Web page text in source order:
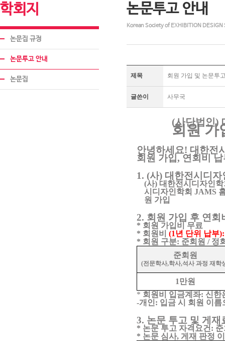
학회지
논문집 규정
논문투고 안내
논문집
논문투고 안내
Korean Society of EXHIBITION DESIGN
제목 회원 가입 및 논문투
글쓴이 사무국
(사단법인)
회원 가
안녕하세요! 대한전
회원 가입, 연회비 납
1. (사) 대한전시디
(사)대한전시디자인
시디자인학회JAMS
원 가입
2. 회원 가입 후 연회
* 회원 가입비 무료
* 회원비 (1 년 단위 납부
* 회원 구분: 준회원 / 정
준회원
(전문학사,학사,석사 과정 재학
1만원
* 회원비 입금계좌: 신한
-개인: 입금 시 회원 이름
3. 논문 투고 및 게재
* 논문 투고 자격요건 :
* 논문 심사, 게재 판정